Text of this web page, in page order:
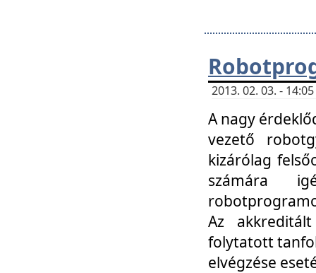
2013. 02. 03. -
A nagy
vezető
kizárólag
számára
Az
folytatott
elvégzése